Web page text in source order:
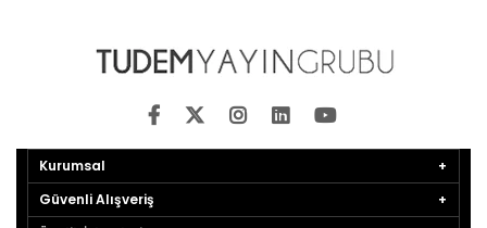
Kurumsal
Güvenli Alışveriş